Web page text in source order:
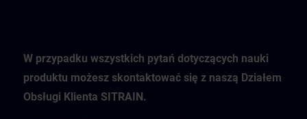
W przypadku wszystkich pytań dotyczących nauki
produktu możesz skontaktować się z naszą Działem
Obsługi Klienta SITRAIN.